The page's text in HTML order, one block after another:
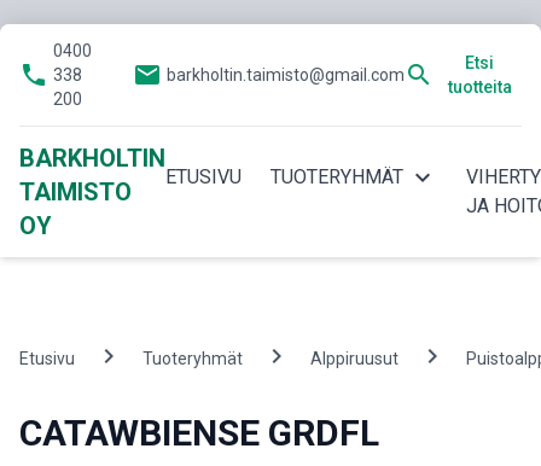
phone
0400
338
200
email barkholtin.taimisto@gmail.com search
Etsi
tuotteita
BARKHOLTIN
TAIMISTO
OY
ETUSIVU TUOTERYHMÄT expand_more
JA
Etusivu chevron_right Tuoteryhmät chevron_right Alppiruusut chevron_right
CATAWBIENSE GRDFL